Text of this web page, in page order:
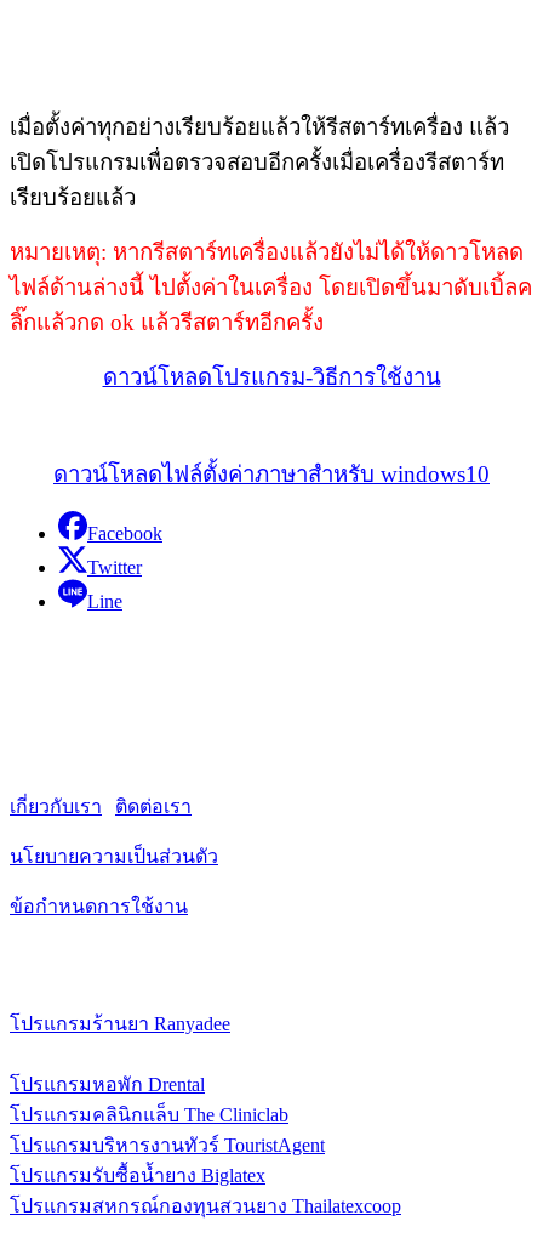
เมื่อตั้งค่าทุกอย่างเรียบร้อยแล้วให้รีสตาร์ทเครื่อง แล้ว
เปิดโปรแกรมเพื่อตรวจสอบอีกครั้งเมื่อเครื่องรีสตาร์ท
เรียบร้อยแล้ว
หมายเหตุ: หากรีสตาร์ทเครื่องแล้วยังไม่ได้ให้ดาวโหลด
ไฟล์ด้านล่างนี้ ไปตั้งค่าในเครื่อง โดยเปิดขึ้นมาดับเบิ้ลค
ลิ๊กแล้วกด ok แล้วรีสตาร์ทอีกครั้ง
ดาวน์โหลดโปรแกรม-วิธีการใช้งาน
ดาวน์โหลดไฟล์ตั้งค่าภาษาสำหรับ windows10
Facebook
Twitter
Line
เกี่ยวกับเรา ติดต่อเรา
นโยบายความเป็นส่วนตัว
ข้อกำหนดการใช้งาน
โปรแกรมร้านยา Ranyadee
โปรแกรมหอพัก Drental
โปรแกรมคลินิกแล็บ The Cliniclab
โปรแกรมบริหารงานทัวร์ TouristAgent
โปรแกรมรับซื้อน้ำยาง Biglatex
โปรแกรมสหกรณ์กองทุนสวนยาง Thailatexcoop